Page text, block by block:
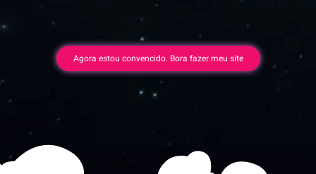
Agora estou convencido. Bora fazer meu site